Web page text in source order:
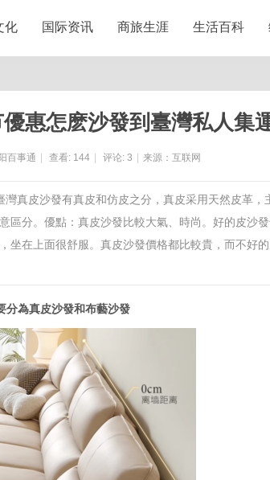
化 国际资讯 商旅生涯 生活百科
惠怎麽沙發到臺灣私人集
百事通 查看: 144 评论: 3 来源：互联网
真皮沙發有真皮和仿皮之分，真皮采用天然皮革，
區分。優點：真皮沙發比較大氣、時尚。好的皮沙
在上面很舒服。真皮沙發價格都比較貴，而不好的
分為真皮沙發和布藝沙發